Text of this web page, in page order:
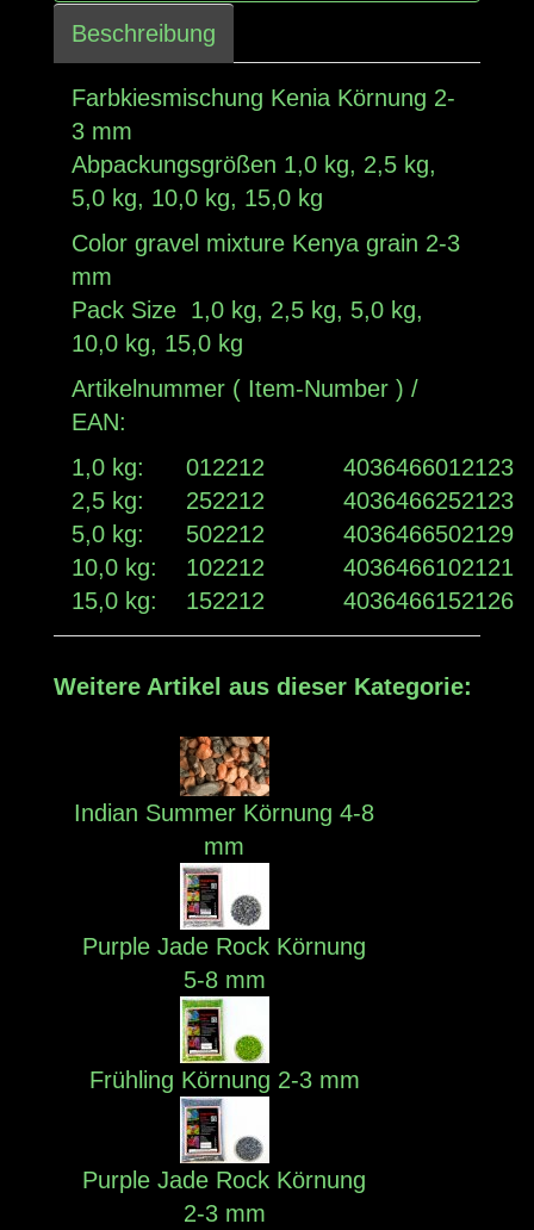
Beschreibung
Farbkiesmischung Kenia Körnung 2-
3 mm
Abpackungsgrößen 1,0 kg, 2,5 kg,
5,0 kg, 10,0 kg, 15,0 kg
Color gravel mixture Kenya grain 2-3
mm
Pack Size 1,0 kg, 2,5 kg, 5,0 kg,
10,0 kg, 15,0 kg
Artikelnummer ( Item-Number ) /
EAN:
1,0 kg:
012212
4036466012123
2,5 kg:
252212
4036466252123
5,0 kg:
502212
4036466502129
10,0 kg:
102212
4036466102121
15,0 kg:
152212 4036466152126
Weitere Artikel aus dieser Kategorie:
Indian Summer Körnung 4-8
mm
Purple Jade Rock Körnung
5-8 mm
Frühling Körnung 2-3 mm
Purple Jade Rock Körnung
2-3 mm